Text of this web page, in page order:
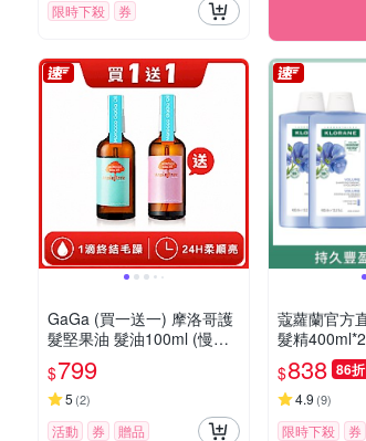
限時下殺 券
GaGa (買一送一) 摩洛哥護
髮堅果油 髮油100ml (慢舒
活/甜愛戀/小蒼蘭/輕浪漫)
$799
5 (2)
活動 券 贈品
蔻蘿蘭官方
髮精
$838 86折
4.9 (9)
限時下殺 券